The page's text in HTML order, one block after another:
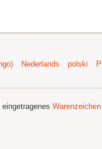
Nederlands polski
Warenzeichen